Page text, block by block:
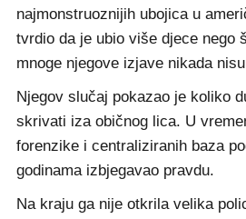
najmonstruoznijih ubojica u
tvrdio da je ubio više djece nego
mnoge njegove izjave nikada
Njegov slučaj pokazao je koliko
skrivati iza običnog lica. U
forenzike i centraliziranih baza
godinama izbjegavao pravdu.
Na kraju ga nije otkrila velika